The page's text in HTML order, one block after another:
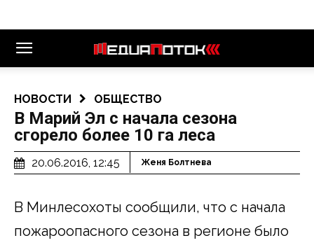
НОВОСТИ ОБЩЕСТВО
В Марий Эл с начала сезона
сгорело более 10 га леса
20.06.2016, 12:45 Женя Болтнева
В Минлесохоты сообщили, что с начала
пожароопасного сезона в регионе было